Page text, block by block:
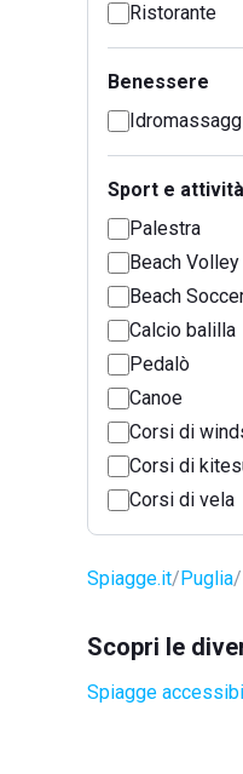
Ristorante
Benessere
Sport e attività
Palestra
Beach Volley
Beach
Calcio balilla
Pedalò
Canoe
Corsi di
Corsi di
Corsi di vela
Spiagge.it Puglia
Scopri le
Spiagge